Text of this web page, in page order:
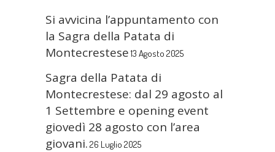
Si avvicina l’appuntamento con
la Sagra della Patata di
Montecrestese 13 Agosto 2025
Sagra della Patata di
Montecrestese: dal 29 agosto al
1 Settembre e opening event
giovedì 28 agosto con l’area
giovani. 26 Luglio 2025